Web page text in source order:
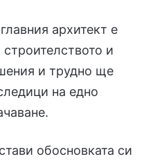
архитект е
и
и трудно ще
на едно
обосновката си